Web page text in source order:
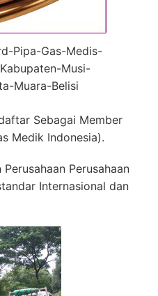
Pipa-Gas-Medis-
Musi-
Muara-Belisi
Sebagai Member
Medik Indonesia).
Perusahaan
Internasional dan